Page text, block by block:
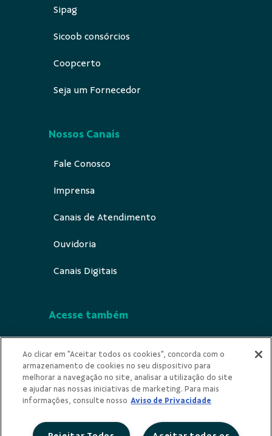
Sipag
Sicoob consórcios
Coopcerto
Seja um Fornecedor
Nossos Canais
Fale Conosco
Imprensa
Canais de Atendimento
Ouvidoria
Canais Digitais
Acesse também
Indícios de Ilicitude
Privacidade
Ao clicar em "Aceitar todos os cookies", concorda com o
armazenamento de cookies no seu dispositivo para
melhorar a navegação no site, analisar a utilização do site
e ajudar nas nossas iniciativas de marketing. Para mais
informações, consulte nosso Aviso de Privacidade